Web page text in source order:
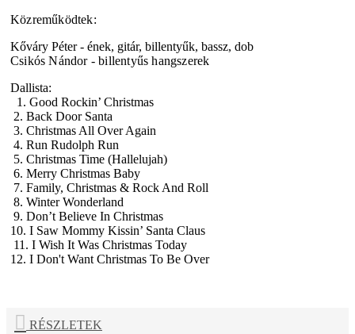
Közreműködtek:
Kőváry Péter - ének, gitár, billentyűk, bassz, dob
Csikós Nándor - billentyűs hangszerek
Dallista:
1. Good Rockin’ Christmas
2. Back Door Santa
3. Christmas All Over Again
4. Run Rudolph Run
5. Christmas Time (Hallelujah)
6. Merry Christmas Baby
7. Family, Christmas & Rock And Roll
8. Winter Wonderland
9. Don’t Believe In Christmas
10. I Saw Mommy Kissin’ Santa Claus
11. I Wish It Was Christmas Today
12. I Don't Want Christmas To Be Over
RÉSZLETEK